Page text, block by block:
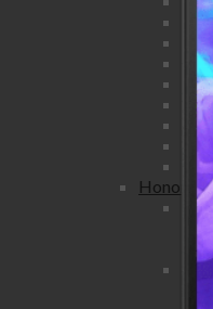
Honor